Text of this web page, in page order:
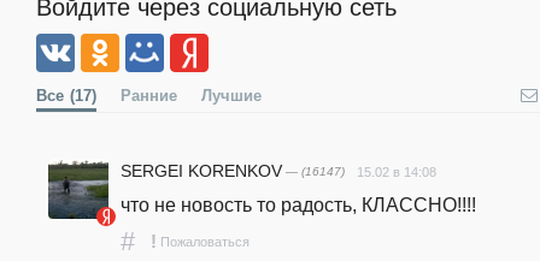
Войдите через социальную сеть
Все (17) Ранние Лучшие
SERGEI KORENKOV — (16147) 15.02 в 14:08
что не новость то радость, КЛАССНО!!!!
# ! Пожаловаться